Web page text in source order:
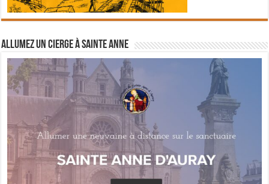
Allumez un cierge à Sainte Anne